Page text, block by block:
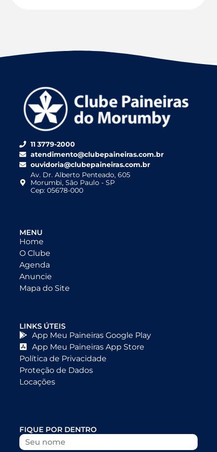
11 3779-2000
atendimento@clubepaineiras.com.br
ouvidoria@clubepaineiras.com.br
Av. Dr. Alberto Penteado, 605
Morumbi, São Paulo - SP
Cep: 05678-000
MENU
Home
O Clube
Agenda
Anuncie
Mapa do Site
LINKS ÚTEIS
App Meu Paineiras Google Play
App Meu Paineiras App Store
Política de Privacidade
Proteção de Dados
Locações
FIQUE POR DENTRO